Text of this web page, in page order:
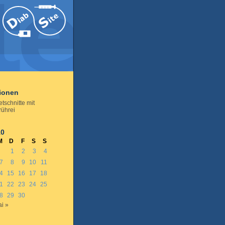
mit
D F S
S
1
2 3
4
7 8 9 10
11
15 16 17
18
22 23 24 25
29
30
»